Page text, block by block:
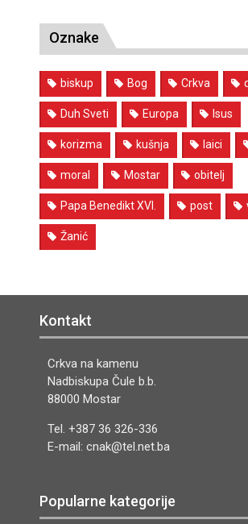
Oznake
biskup Bog Crkva
Duh Sveti Europa Isus
korizma kušnja laici
moral Mostar obitelj
Papa Benedikt XVI. post
Žanić
Kontakt
Crkva na kamenu
Nadbiskupa Čule b.b.
88000 Mostar
Tel. +387 36 326-336
E-mail: cnak@tel.net.ba
Popularne kategorije